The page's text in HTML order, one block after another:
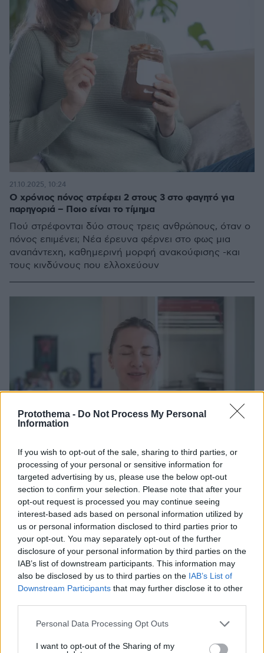
Protothema - Do Not Process My Personal
Information
If you wish to opt-out of the sale, sharing to third parties, or
processing of your personal or sensitive information for
targeted advertising by us, please use the below opt-out
section to confirm your selection. Please note that after your
opt-out request is processed you may continue seeing
interest-based ads based on personal information utilized by
us or personal information disclosed to third parties prior to
your opt-out. You may separately opt-out of the further
disclosure of your personal information by third parties on the
IAB’s list of downstream participants. This information may
also be disclosed by us to third parties on the IAB’s List of
Downstream Participants that may further disclose it to other
Please note that this website/app uses one or more Google
not limited to your visit or usage behaviour. You may click to
Personal Data Processing Opt Outs
I want to opt-out of the Sharing of my
Ο χρόνιος πόνος στρέφει 2 στους 3 στο φαγητό για
παρηγοριά – Ποιο είναι το τίμημα
Πού στρέφονται δύο στους τρεις ανθρώπους, όταν ο
πόνος επιμένει; Νέα έρευνα φέρνει στο φως μια
αναπάντεχη, καθημερινή μορφή ανακούφισης -και
τους κινδύνους που ελλοχεύουν
21.10.2025, 10:24
Χρόνιος πόνος: Το χαρακτηριστικό της προσωπικότητας
που τον τροφοδοτεί – Η τακτική που ανακουφίζει
Τι κοινό έχουν η τελειομανία, η αυστηρή αυτοκριτική
και ο χρόνιος πόνος; Σύμφωνα με πρόσφατη έρευνα,
ο δεσμός τους είναι πιο στενός από όσο νομίζουμε
10.10.2025, 19:40